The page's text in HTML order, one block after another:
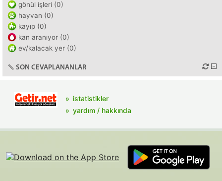
gönül işleri (0)
hayvan (0)
kayıp (0)
kan aranıyor (0)
ev/kalacak yer (0)
SON CEVAPLANANLAR
istatistikler
yardım / hakkında